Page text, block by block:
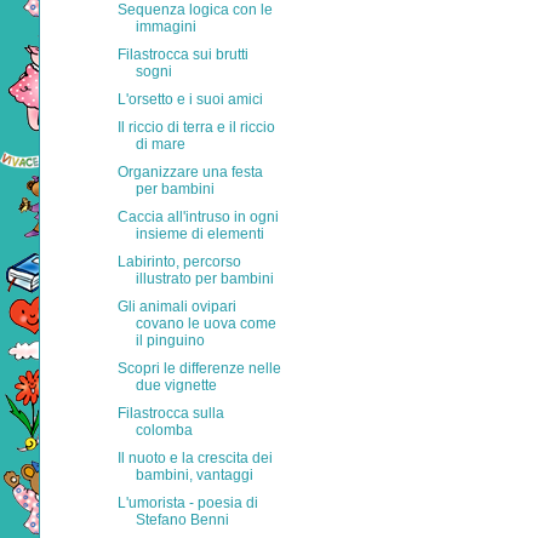
Sequenza logica con le
immagini
Filastrocca sui brutti
sogni
L'orsetto e i suoi amici
Il riccio di terra e il riccio
di mare
Organizzare una festa
per bambini
Caccia all'intruso in ogni
insieme di elementi
Labirinto, percorso
illustrato per bambini
Gli animali ovipari
covano le uova come
il pinguino
Scopri le differenze nelle
due vignette
Filastrocca sulla
colomba
Il nuoto e la crescita dei
bambini, vantaggi
L'umorista - poesia di
Stefano Benni